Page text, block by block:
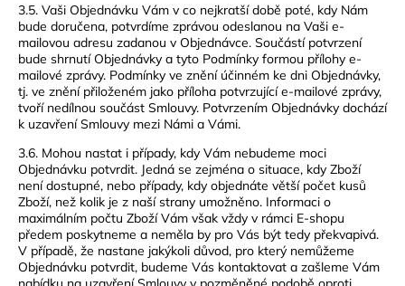
3.5. Vaši Objednávku Vám v co nejkratší době poté, kdy Nám
bude doručena, potvrdíme zprávou odeslanou na Vaši e-
mailovou adresu zadanou v Objednávce. Součástí potvrzení
bude shrnutí Objednávky a tyto Podmínky formou přílohy e-
mailové zprávy. Podmínky ve znění účinném ke dni Objednávky,
tj. ve znění přiloženém jako příloha potvrzující e-mailové zprávy,
tvoří nedílnou součást Smlouvy. Potvrzením Objednávky dochází
k uzavření Smlouvy mezi Námi a Vámi.
3.6. Mohou nastat i případy, kdy Vám nebudeme moci
Objednávku potvrdit. Jedná se zejména o situace, kdy Zboží
není dostupné, nebo případy, kdy objednáte větší počet kusů
Zboží, než kolik je z naší strany umožněno. Informaci o
maximálním počtu Zboží Vám však vždy v rámci E-shopu
předem poskytneme a neměla by pro Vás být tedy překvapivá.
V případě, že nastane jakýkoli důvod, pro který nemůžeme
Objednávku potvrdit, budeme Vás kontaktovat a zašleme Vám